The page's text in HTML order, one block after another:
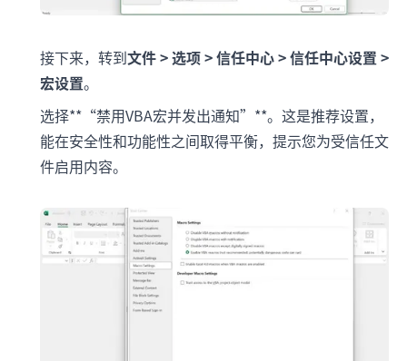
接下来，转到文件 > 选项 > 信任中心 > 信任中心设置 >
宏设置。
选择**“禁用VBA宏并发出通知”**。这是推荐设置，
能在安全性和功能性之间取得平衡，提示您为受信任文
件启用内容。